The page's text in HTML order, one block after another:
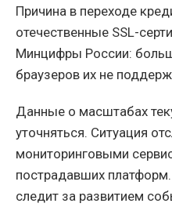
Причина в переходе
отечественные SSL-
Минцифры России:
браузеров их не
Данные о масштабах
уточняться. Ситуация
мониторинговыми
пострадавших
следит за развитием